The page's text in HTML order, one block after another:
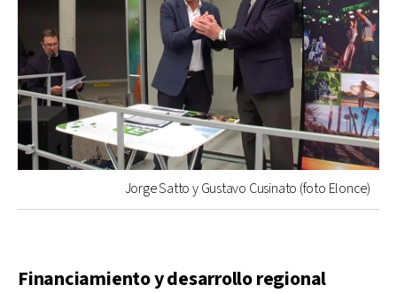
Jorge Satto y Gustavo Cusinato (foto Elonce)
Financiamiento y desarrollo regional